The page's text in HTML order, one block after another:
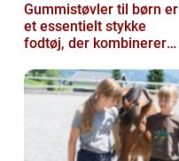
Gummistøvler til børn er
et essentielt stykke
fodtøj, der kombinerer
stil...